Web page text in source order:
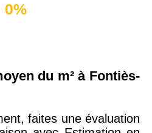
0%
du m² à Fontiès-
faites une évaluation